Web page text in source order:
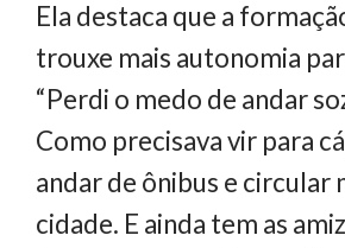
Ela destaca que a
trouxe mais autonomia
“Perdi o medo de andar
Como precisava vir para
andar de ônibus e circular
cidade. E ainda tem as